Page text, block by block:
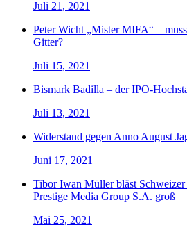
Juli 21, 2021
Peter Wicht „Mister MIFA“ –
Gitter?
Juli 15, 2021
Bismark Badilla – der IPO-
Juli 13, 2021
Widerstand gegen Anno August
Juni 17, 2021
Tibor Iwan Müller bläst
Prestige Media Group S.A. groß
Mai 25, 2021